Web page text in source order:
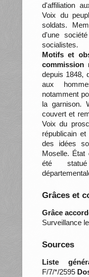
d'affiliation
Voix du
soldats.
d'une
socialistes.
Motifs et
commission
depuis 1848,
aux
notamment
la garnison.
couvert et
Voix du
républicain
des idées
Moselle.
été
Grâces et
Grâce
Surveillance
Sources
Liste
F/7/*/2595